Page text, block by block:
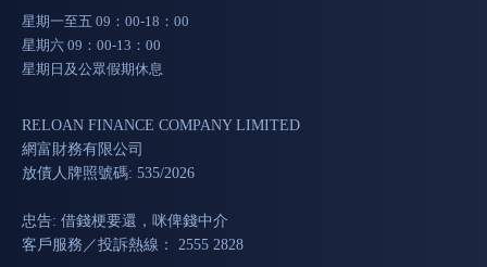
星期一至五 09：00-18：00
星期六 09：00-13：00
星期日及公眾假期休息
RELOAN FINANCE COMPANY LIMITED
網富財務有限公司
放債人牌照號碼: 535/2026
忠告: 借錢梗要還，咪俾錢中介
客戶服務／投訴熱線： 2555 2828